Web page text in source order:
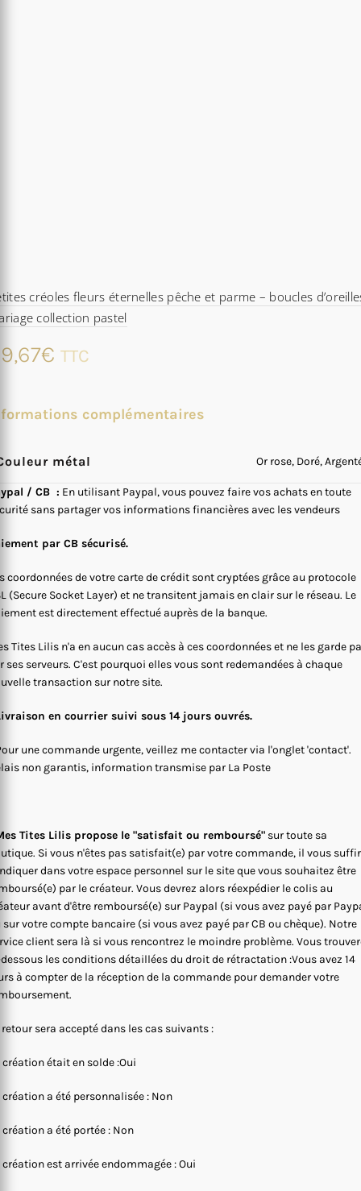
créoles fleurs éternelles pêche et parme – boucles
collection pastel
€ TTC
complémentaires
métal Or rose, Doré,
/ CB : En utilisant Paypal, vous pouvez faire vos achats en toute
sans partager vos informations financières avec les vendeurs
par CB sécurisé.
coordonnées de votre carte de crédit sont cryptées grâce au protocole
(Secure Socket Layer) et ne transitent jamais en clair sur le réseau. Le
est directement effectué auprès de la banque.
Tites Lilis n'a en aucun cas accès à ces coordonnées et ne les garde
ses serveurs. C'est pourquoi elles vous sont redemandées à chaque
transaction sur notre site.
en courrier suivi sous 14 jours ouvrés.
une commande urgente, veillez me contacter via l'onglet 'contact'.
non garantis, information transmise par La Poste
Tites Lilis propose le "satisfait ou remboursé" sur toute sa
Si vous n'êtes pas satisfait(e) par votre commande, il vous
dans votre espace personnel sur le site que vous souhaitez être
par le créateur. Vous devrez alors réexpédier le colis au
avant d'être remboursé(e) sur Paypal (si vous avez payé par
sur votre compte bancaire (si vous avez payé par CB ou chèque). Notre
client sera là si vous rencontrez le moindre problème. Vous
les conditions détaillées du droit de rétractation :Vous avez 14
à compter de la réception de la commande pour demander votre
retour sera accepté dans les cas suivants :
création était en solde :Oui
création a été personnalisée : Non
création a été portée : Non
création est arrivée endommagée : Oui